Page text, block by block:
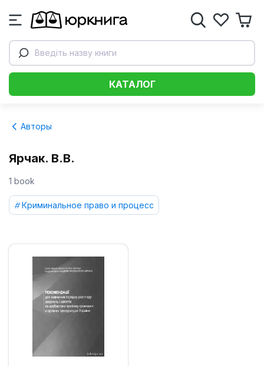
Введіть назву книги
КАТАЛОГ
Авторы
Ярчак. В.В.
1 book
Криминальное право и процесс